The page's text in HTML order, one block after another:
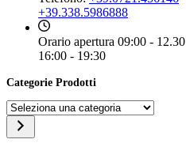
+39.338.5986888
Orario apertura 09:00 - 12.30
16:00 - 19:30
Categorie Prodotti
Seleziona
una
categoria